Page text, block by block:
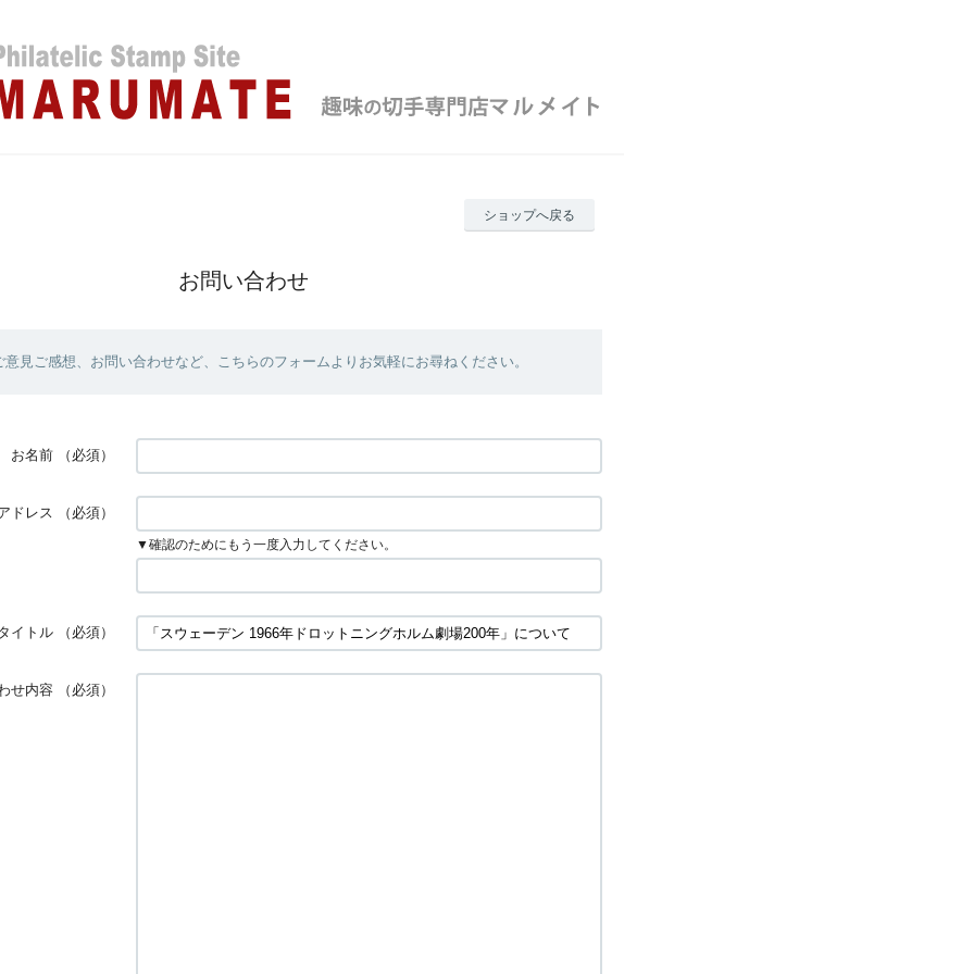
ショップへ戻る
お問い合わせ
見ご感想、お問い合わせなど、こちらのフォームよりお気軽にお尋ねください。
お名前 （必須）
ドレス （必須）
▼確認のためにもう一度入力してください。
イトル （必須）
せ内容 （必須）